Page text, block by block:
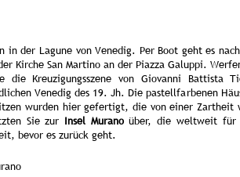
in der Lagune von Venedig. Per Boot geht es nach
Kirche San Martino an der Piazza Galuppi.
Kreuzigungsszene von Giovanni Battista
Venedig des 19. Jh. Die pastellfarbenen
wurden hier gefertigt, die von einer Zartheit
Sie zur Insel Muranoüber, die weltweit für
bevor es zurück geht.